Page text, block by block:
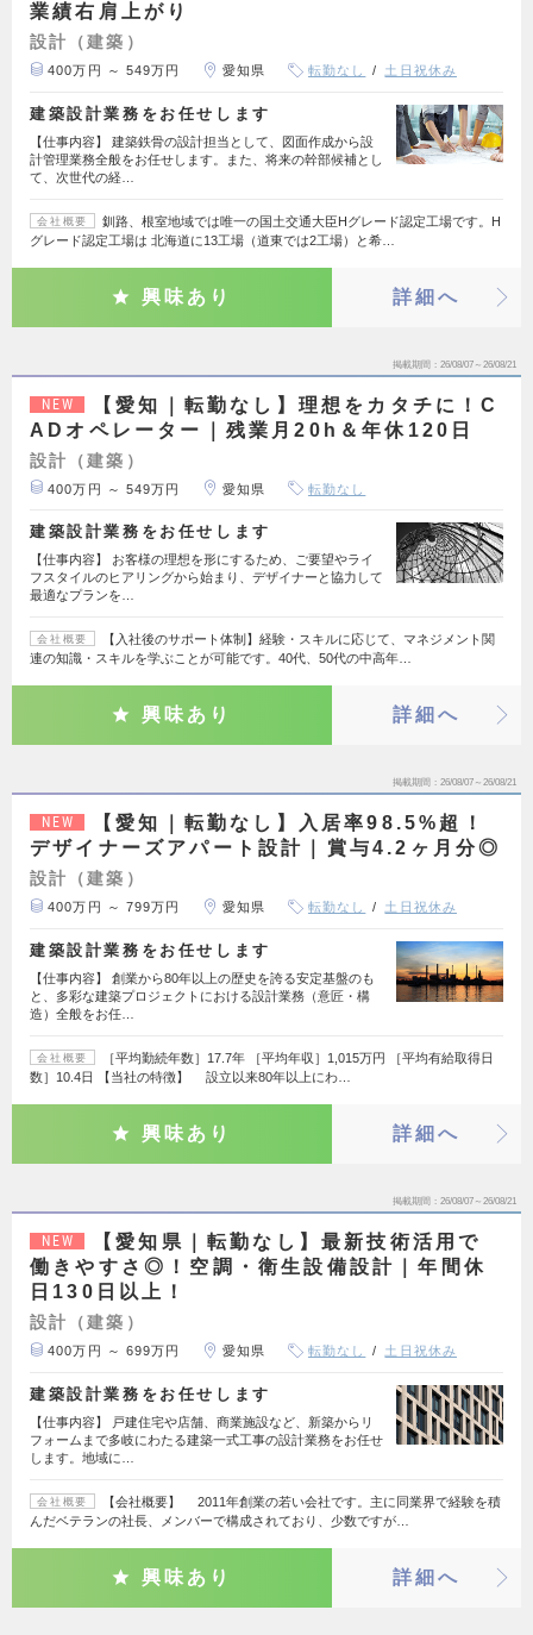
業績右肩上がり
設計（建築）
400万円 ～ 549万円 愛知県 転勤なし 土日祝休み
建築設計業務をお任せします
【仕事内容】 建築鉄骨の設計担当として、図面作成から設
計管理業務全般をお任せします。また、将来の幹部候補とし
て、次世代の経…
会社概要
釧路、根室地域では唯一の国土交通大臣Hグレード認定工場です。H
グレード認定工場は 北海道に13工場（道東では2工場）と希…
興味あり 詳細へ
掲載期間 26/08/07～26/08/21
NEW
【愛知｜転勤なし】理想をカタチに！C
ADオペレーター｜残業月20h＆年休120日
設計（建築）
400万円 ～ 549万円 愛知県 転勤なし
建築設計業務をお任せします
【仕事内容】 お客様の理想を形にするため、ご要望やライ
フスタイルのヒアリングから始まり、デザイナーと協力して
最適なプランを…
会社概要
【入社後のサポート体制】経験・スキルに応じて、マネジメント関
連の知識・スキルを学ぶことが可能です。40代、50代の中高年…
興味あり 詳細へ
掲載期間 26/08/07～26/08/21
NEW
【愛知｜転勤なし】入居率98.5%超！
デザイナーズアパート設計｜賞与4.2ヶ月分◎
設計（建築）
400万円 ～ 799万円 愛知県 転勤なし 土日祝休み
建築設計業務をお任せします
【仕事内容】 創業から80年以上の歴史を誇る安定基盤のも
と、多彩な建築プロジェクトにおける設計業務（意匠・構
造）全般をお任…
会社概要
［平均勤続年数］17.7年 ［平均年収］1,015万円 ［平均有給取得日
数］10.4日 【当社の特徴】 設立以来80年以上にわ…
興味あり 詳細へ
掲載期間 26/08/07～26/08/21
NEW
【愛知県｜転勤なし】最新技術活用で
働きやすさ◎！空調・衛生設備設計｜年間休
日130日以上！
設計（建築）
400万円 ～ 699万円 愛知県 転勤なし 土日祝休み
建築設計業務をお任せします
【仕事内容】 戸建住宅や店舗、商業施設など、新築からリ
フォームまで多岐にわたる建築一式工事の設計業務をお任せ
します。地域に…
会社概要
【会社概要】 2011年創業の若い会社です。主に同業界で経験を積
んだベテランの社長、メンバーで構成されており、少数ですが…
興味あり 詳細へ